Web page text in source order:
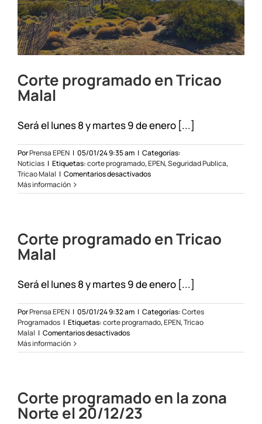
Corte programado en Tricao
Malal
Será el lunes 8 y martes 9 de enero [...]
PorPrensa EPEN | 05/01/24 9:35 am | Categorías:
Noticias | Etiquetas:corte programado,EPEN,Seguridad Publica,
Tricao Malal | Comentarios desactivadosen
programado
Más información
Corte programado en Tricao
Malal
Será el lunes 8 y martes 9 de enero [...]
PorPrensa EPEN | 05/01/24 9:32 am | Categorías:Cortes
Programados | Etiquetas:corte programado,EPEN,Tricao
Malal | Comentarios desactivadosen
programado
Más información
Corte programado en la zona
Norte el 20/12/23